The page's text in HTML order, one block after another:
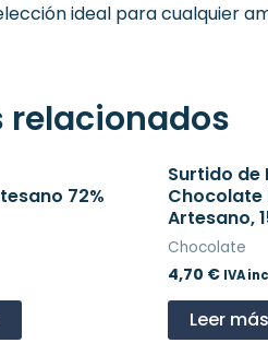
ideal para cualquier
relacionados
72%
Surtido de
Chocolate
Artesano,
Chocolate
4,70 € IVA
Leer más